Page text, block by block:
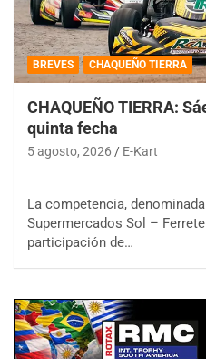
BREVES CHAQUEÑO TIERRA
CHAQUEÑO TIERRA:
quinta fecha
5 agosto, 2026 E-Kart
La competencia,
Supermercados Sol –
participación de…